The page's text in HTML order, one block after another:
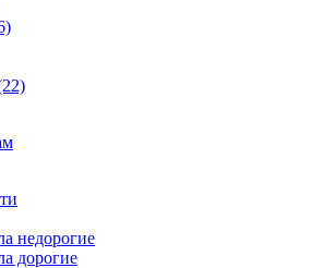
недорогие
дорогие